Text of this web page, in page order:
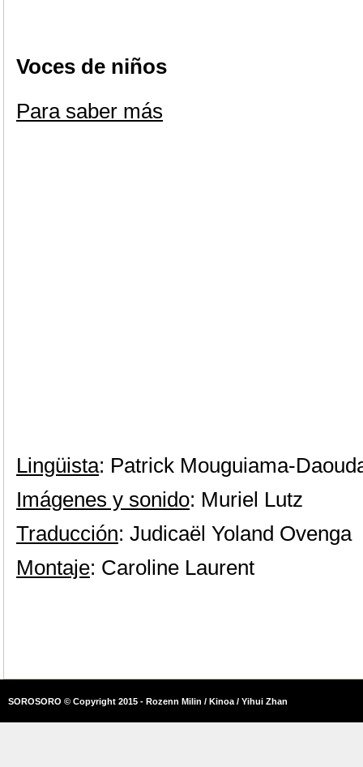
Voces de niños
Para saber más
Lingüista: Patrick Mouguiama-
Imágenes y sonido: Muriel Lutz
Traducción: Judicaël Yoland Ovenga
Montaje: Caroline Laurent
SOROSORO © Copyright 2015 - Rozenn Milin / Kinoa / Yihui Zhan